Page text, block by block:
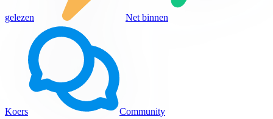
gelezen Net binnen
Koers Community